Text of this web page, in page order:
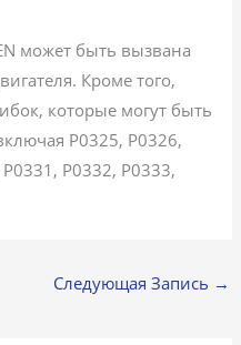
может быть вызвана
Кроме того,
которые могут быть
P0325, P0326,
P0332, P0333,
Следующая Запись →